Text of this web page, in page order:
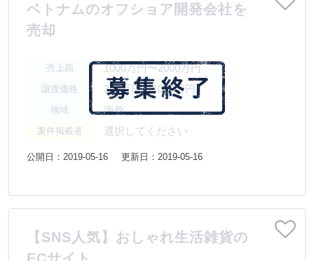
ベトナムのオフショア開発会社を
売却
売上高 1000万円〜2000万円
譲渡価格 300万円〜1000万円
地域 海外
案件掲載者 選択してください
公開日：2019-05-16 更新日：2019-05-16
【SNS人気】おしゃれ生活雑貨の